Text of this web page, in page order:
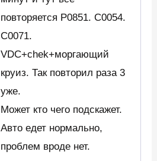
повторяется P0851. C0054.
C0071.
VDC+chek+моргающий
круиз. Так повторил раза 3
уже.
Может кто чего подскажет.
Авто едет нормально,
проблем вроде нет.